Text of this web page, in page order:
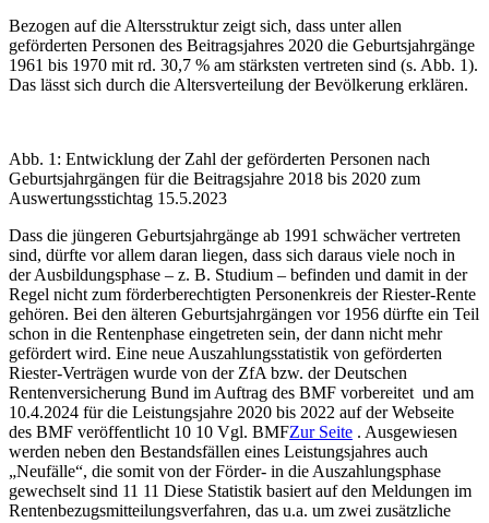
Bezogen auf die Altersstruktur zeigt sich, dass unter allen
geförderten Personen des Beitragsjahres 2020 die Geburtsjahrgänge
1961 bis 1970 mit rd. 30,7 % am stärksten vertreten sind (s. Abb. 1).
Das lässt sich durch die Altersverteilung der Bevölkerung erklären.
Abb. 1: Entwicklung der Zahl der geförderten Personen nach
Geburtsjahrgängen für die Beitragsjahre 2018 bis 2020 zum
Auswertungsstichtag 15.5.2023
Dass die jüngeren Geburtsjahrgänge ab 1991 schwächer vertreten
sind, dürfte vor allem daran liegen, dass sich daraus viele noch in
der Ausbildungsphase – z. B. Studium – befinden und damit in der
Regel nicht zum förderberechtigten Personenkreis der Riester-Rente
gehören. Bei den älteren Geburtsjahrgängen vor 1956 dürfte ein Teil
schon in die Rentenphase eingetreten sein, der dann nicht mehr
gefördert wird. Eine neue Auszahlungsstatistik von geförderten
Riester-Verträgen wurde von der ZfA bzw. der Deutschen
Rentenversicherung Bund im Auftrag des BMF vorbereitet und am
10.4.2024 für die Leistungsjahre 2020 bis 2022 auf der Webseite
des BMF veröffentlicht 10 10 Vgl. BMFZur Seite . Ausgewiesen
werden neben den Bestandsfällen eines Leistungsjahres auch
„Neufälle“, die somit von der Förder- in die Auszahlungsphase
gewechselt sind 11 11 Diese Statistik basiert auf den Meldungen im
Rentenbezugsmitteilungsverfahren, das u.a. um zwei zusätzliche